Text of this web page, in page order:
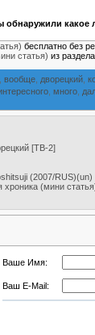
обнаружили
бесплатно без
статья) из раздела
вообще дворецкий
много
[ТВ-2]
(2007/RUS)(un)
(мини
Ваше Имя:
Ваш E-Mail: